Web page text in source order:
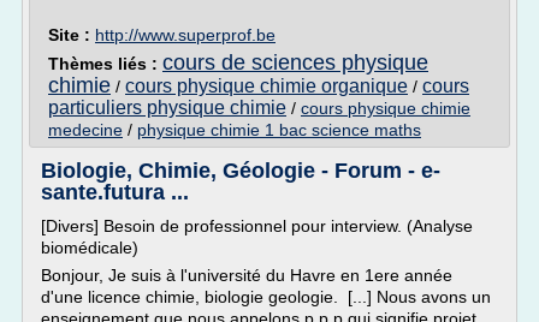
Site : http://www.superprof.be
Thèmes liés : cours de sciences physique
chimie / cours physique chimie organique / cours
particuliers physique chimie / cours physique chimie
medecine / physique chimie 1 bac science maths
Biologie, Chimie, Géologie - Forum - e-
sante.futura ...
[Divers] Besoin de professionnel pour interview. (Analyse
biomédicale)
Bonjour, Je suis à l'université du Havre en 1ere année
d'une licence chimie, biologie geologie. [...] Nous avons un